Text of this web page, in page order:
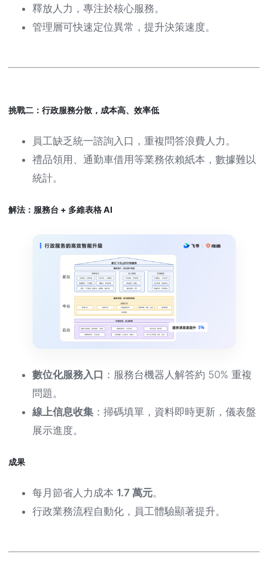
釋放人力，專注於核心服務。
管理層可快速定位異常，提升決策速度。
挑戰二：行政服務分散，成本高、效率低
員工缺乏統一諮詢入口，重複問答浪費人力。
禮品領用、通勤車借用等業務依賴紙本，數據難以
統計。
解法：服務台 + 多維表格 AI
數位化服務入口 ：服務台機器人解答約 50% 重複
問題。
線上信息收集 ：掃碼填單，資料即時更新，儀表盤
展示進度。
成果
每月節省人力成本 1.7 萬元。
行政業務流程自動化，員工體驗顯著提升。